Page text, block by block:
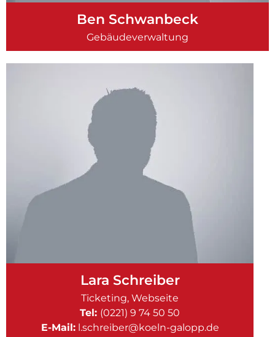
Ben Schwanbeck
Gebäudeverwaltung
Lara Schreiber
Ticketing, Webseite
Tel: (0221) 9 74 50 50
E-Mail:l.schreiber@koeln-galopp.de